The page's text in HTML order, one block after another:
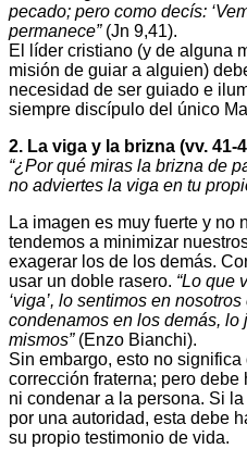
pecado; pero como decís:
permanece”(Jn 9,41).
El líder cristiano (y de alguna
misión de guiar a alguien)
necesidad de ser guiado e
siempre discípulo del único
2. La viga y la brizna (vv. 41-
“¿Por qué miras la brizna de
no adviertes la viga en tu
La imagen es muy fuerte y no
tendemos a minimizar
exagerar los de los demás.
usar un doble rasero. “Lo que
‘viga’, lo sentimos en
condenamos en los demás, lo
mismos”(Enzo Bianchi).
Sin embargo, esto no
corrección fraterna; pero
ni condenar a la persona. Si
por una autoridad, esta debe
su propio testimonio de vida.